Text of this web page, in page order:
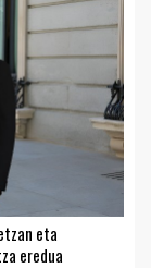
eta
eredua